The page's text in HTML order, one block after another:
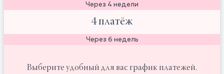
Через 4 недели
4 платёж
Через 6 недель
Выберите удобный для вас график платежей.